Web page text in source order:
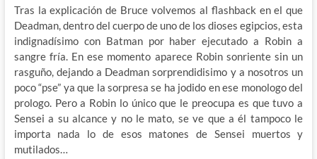
Tras la explicación de Bruce volvemos al flashback en el que
Deadman, dentro del cuerpo de uno de los dioses egipcios, esta
indignadísimo con Batman por haber ejecutado a Robin a
sangre fría. En ese momento aparece Robin sonriente sin un
rasguño, dejando a Deadman sorprendidisimo y a nosotros un
poco “pse” ya que la sorpresa se ha jodido en ese monologo del
prologo. Pero a Robin lo único que le preocupa es que tuvo a
Sensei a su alcance y no le mato, se ve que a él tampoco le
importa nada lo de esos matones de Sensei muertos y
mutilados…